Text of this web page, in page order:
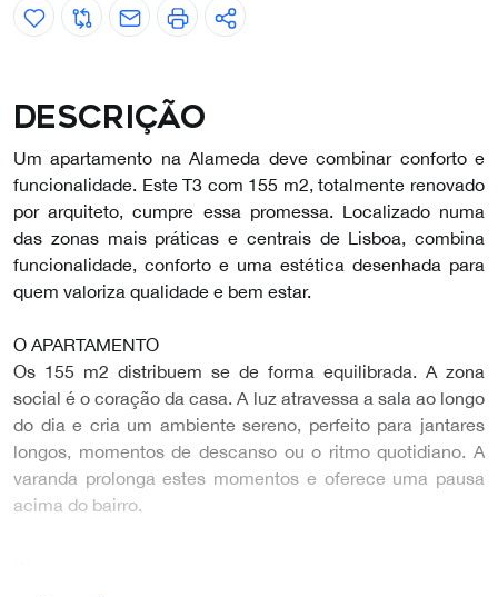
Descrição
Um apartamento na Alameda deve combinar conforto e
funcionalidade. Este T3 com 155 m2, totalmente renovado
por arquiteto, cumpre essa promessa. Localizado numa
das zonas mais práticas e centrais de Lisboa, combina
funcionalidade, conforto e uma estética desenhada para
quem valoriza qualidade e bem estar.
O APARTAMENTO
Os 155 m2 distribuem se de forma equilibrada. A zona
social é o coração da casa. A luz atravessa a sala ao longo
do dia e cria um ambiente sereno, perfeito para jantares
longos, momentos de descanso ou o ritmo quotidiano. A
varanda prolonga estes momentos e oferece uma pausa
acima do bairro.